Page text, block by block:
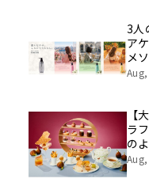
3人
ア
メ
さ
【
ラ
の
ア